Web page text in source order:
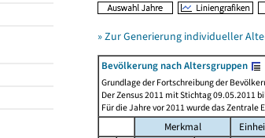
» Zur Generierung individueller
Bevölkerung nach Altersgruppen
Grundlage der Fortschreibung der
Der Zensus 2011 mit Stichtag 09.05.2011
Für die Jahre vor 2011 wurde das
Merkmal